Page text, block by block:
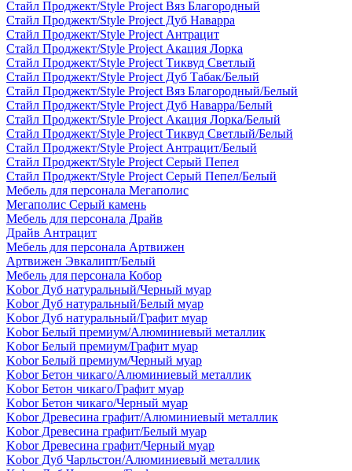
Стайл Проджект/Style Project Вяз Благородный
Стайл Проджект/Style Project Дуб Наварра
Стайл Проджект/Style Project Антрацит
Стайл Проджект/Style Project Акация Лорка
Стайл Проджект/Style Project Тиквуд Светлый
Стайл Проджект/Style Project Дуб Табак/Белый
Стайл Проджект/Style Project Вяз Благородный/Белый
Стайл Проджект/Style Project Дуб Наварра/Белый
Стайл Проджект/Style Project Акация Лорка/Белый
Стайл Проджект/Style Project Тиквуд Светлый/Белый
Стайл Проджект/Style Project Антрацит/Белый
Стайл Проджект/Style Project Серый Пепел
Стайл Проджект/Style Project Серый Пепел/Белый
Мебель для персонала Мегаполис
Мегаполис Серый камень
Мебель для персонала Драйв
Драйв Антрацит
Мебель для персонала Артвижен
Артвижен Эвкалипт/Белый
Мебель для персонала Кобор
Kobor Дуб натуральный/Черный муар
Kobor Дуб натуральный/Белый муар
Kobor Дуб натуральный/Графит муар
Kobor Белый премиум/Алюминиевый металлик
Kobor Белый премиум/Графит муар
Kobor Белый премиум/Черный муар
Kobor Бетон чикаго/Алюминиевый металлик
Kobor Бетон чикаго/Графит муар
Kobor Бетон чикаго/Черный муар
Kobor Древесина графит/Алюминиевый металлик
Kobor Древесина графит/Белый муар
Kobor Древесина графит/Черный муар
Kobor Дуб Чарльстон/Алюминиевый металлик